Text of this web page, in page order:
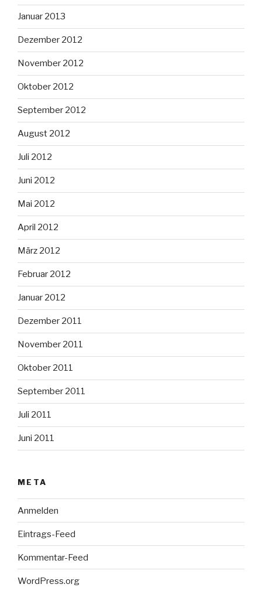
Januar 2013
Dezember 2012
November 2012
Oktober 2012
September 2012
August 2012
Juli 2012
Juni 2012
Mai 2012
April 2012
März 2012
Februar 2012
Januar 2012
Dezember 2011
November 2011
Oktober 2011
September 2011
Juli 2011
Juni 2011
META
Anmelden
Eintrags-Feed
Kommentar-Feed
WordPress.org